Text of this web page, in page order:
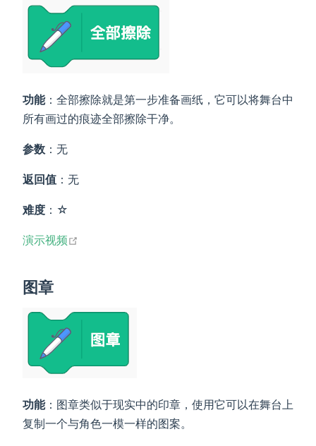
功能：全部擦除就是第一步准备画纸，它可以将舞台中
所有画过的痕迹全部擦除干净。
参数 ：无
返回值 ：无
难度 ：☆
演示视频
图章
功能：图章类似于现实中的印章，使用它可以在舞台上
复制一个与角色一模一样的图案。